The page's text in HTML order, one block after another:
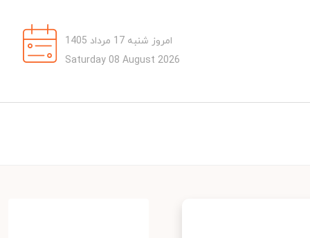
امروز شنبه 17 مرداد 1405
Saturday 08 August 2026